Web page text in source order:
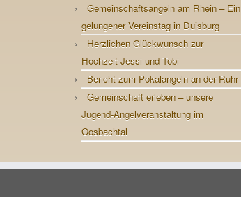
Gemeinschaftsangeln am Rhein – Ein
gelungener Vereinstag in Duisburg
Herzlichen Glückwunsch zur
Hochzeit Jessi und Tobi
Bericht zum Pokalangeln an der Ruhr
Gemeinschaft erleben – unsere
Jugend-Angelveranstaltung im
Oosbachtal